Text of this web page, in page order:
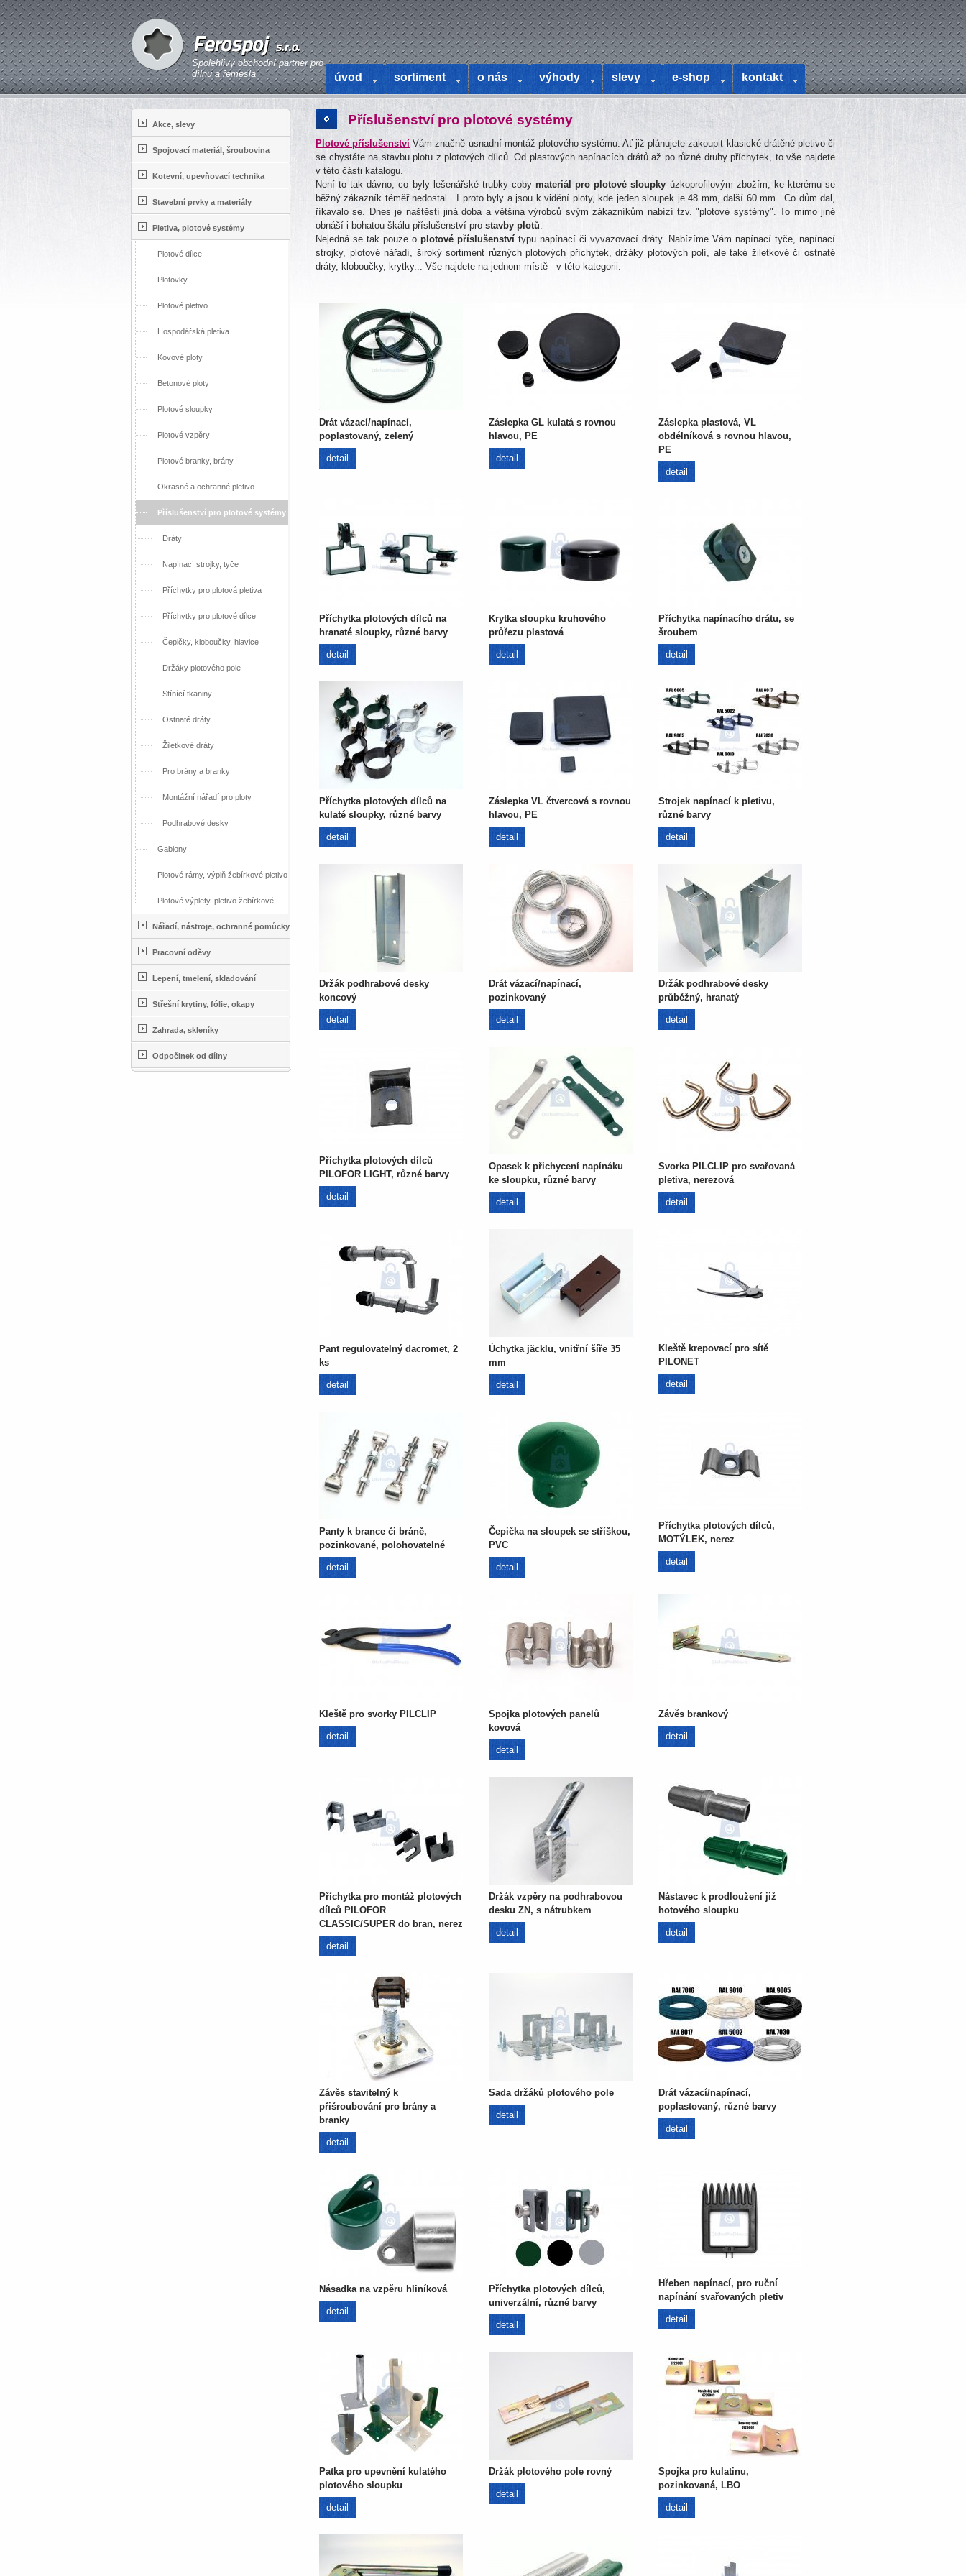
Spolehlivý obchodní partner pro
dílnu a řemesla
úvod sortiment o nás výhody slevy e-shop kontakt
Příslušenství pro plotové systémy
Plotové příslušenství Vám značně usnadní montáž plotového systému. Ať již plánujete zakoupit klasické drátěné pletivo či
se chystáte na stavbu plotu z plotových dílců. Od plastových napínacích drátů až po různé druhy příchytek, to vše najdete
v této části katalogu.
Není to tak dávno, co byly lešenářské trubky cobymateriál pro plotové sloupky úzkoprofilovým zbožím, ke kterému se
běžný zákazník téměř nedostal. I proto byly a jsou k vidění ploty, kde jeden sloupek je 48 mm, další 60 mm...Co dům dal,
říkavalo se. Dnes je naštěstí jiná doba a většina výrobců svým zákazníkům nabízí tzv. "plotové systémy". To mimo jiné
obnáší i bohatou škálu příslušenství pro stavby plotů.
Nejedná se tak pouze o plotové příslušenství typu napínací či vyvazovací dráty. Nabízíme Vám napínací tyče, napínací
strojky, plotové nářadí, široký sortiment různých plotových příchytek, držáky plotových polí, ale také žiletkové či ostnaté
dráty, kloboučky, krytky... Vše najdete na jednom místě - v této kategorii.
Drát vázací/napínací,
poplastovaný, zelený
detail
Záslepka GL kulatá s rovnou
hlavou, PE
detail
Záslepka plastová, VL
obdélníková s rovnou hlavou,
PE
detail
Příchytka plotových dílců na
hranaté sloupky, různé barvy
detail
Krytka sloupku kruhového
průřezu plastová
detail
Příchytka napínacího drátu, se
šroubem
detail
Příchytka plotových dílců na
kulaté sloupky, různé barvy
detail
Záslepka VL čtvercová s rovnou
hlavou, PE
detail
Strojek napínací k pletivu,
různé barvy
detail
Držák podhrabové desky
koncový
detail
Drát vázací/napínací,
pozinkovaný
detail
Držák podhrabové desky
průběžný, hranatý
detail
Příchytka plotových dílců
PILOFOR LIGHT, různé barvy
detail
Opasek k přichycení napínáku
ke sloupku, různé barvy
detail
Svorka PILCLIP pro svařovaná
pletiva, nerezová
detail
Pant regulovatelný dacromet, 2
ks
detail
Úchytka jäcklu, vnitřní šíře 35
mm
detail
Kleště krepovací pro sítě
PILONET
detail
Panty k brance či bráně,
pozinkované, polohovatelné
detail
Čepička na sloupek se stříškou,
PVC
detail
Příchytka plotových dílců,
MOTÝLEK, nerez
detail
Kleště pro svorky PILCLIP
detail
Spojka plotových panelů
kovová
detail
Závěs brankový
detail
Příchytka pro montáž plotových
dílců PILOFOR
CLASSIC/SUPER do bran, nerez
detail
Držák vzpěry na podhrabovou
desku ZN, s nátrubkem
detail
Nástavec k prodloužení již
hotového sloupku
detail
Závěs stavitelný k
přišroubování pro brány a
branky
detail
Sada držáků plotového pole
detail
Drát vázací/napínací,
poplastovaný, různé barvy
detail
Násadka na vzpěru hliníková
detail
Příchytka plotových dílců,
univerzální, různé barvy
detail
Hřeben napínací, pro ruční
napínání svařovaných pletiv
detail
Patka pro upevnění kulatého
plotového sloupku
detail
Držák plotového pole rovný
detail
Spojka pro kulatinu,
pozinkovaná, LBO
detail
Akce, slevy
Spojovací materiál, šroubovina
Kotevní, upevňovací technika
Stavební prvky a materiály
Pletiva, plotové systémy
Plotové dílce
Plotovky
Plotové pletivo
Hospodářská pletiva
Kovové ploty
Betonové ploty
Plotové sloupky
Plotové vzpěry
Plotové branky, brány
Okrasné a ochranné pletivo
Příslušenství pro plotové systémy
Dráty
Napínací strojky, tyče
Příchytky pro plotová pletiva
Příchytky pro plotové dílce
Čepičky, kloboučky, hlavice
Držáky plotového pole
Stínící tkaniny
Ostnaté dráty
Žiletkové dráty
Pro brány a branky
Montážní nářadí pro ploty
Podhrabové desky
Gabiony
Plotové rámy, výplň žebírkové pletivo
Plotové výplety, pletivo žebírkové
Nářadí, nástroje, ochranné pomůcky
Pracovní oděvy
Lepení, tmelení, skladování
Střešní krytiny, fólie, okapy
Zahrada, skleníky
Odpočinek od dílny